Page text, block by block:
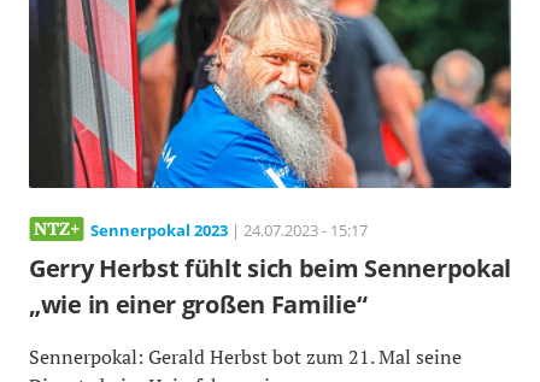
Sennerpokal 2023 | 24.07.2023 - 15:17
Gerry Herbst fühlt sich beim Sennerpokal
„wie in einer großen Familie“
Sennerpokal: Gerald Herbst bot zum 21. Mal seine